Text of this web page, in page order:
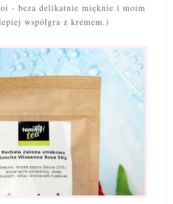
- beza delikatnie mięknie i moim
współgra z kremem.)